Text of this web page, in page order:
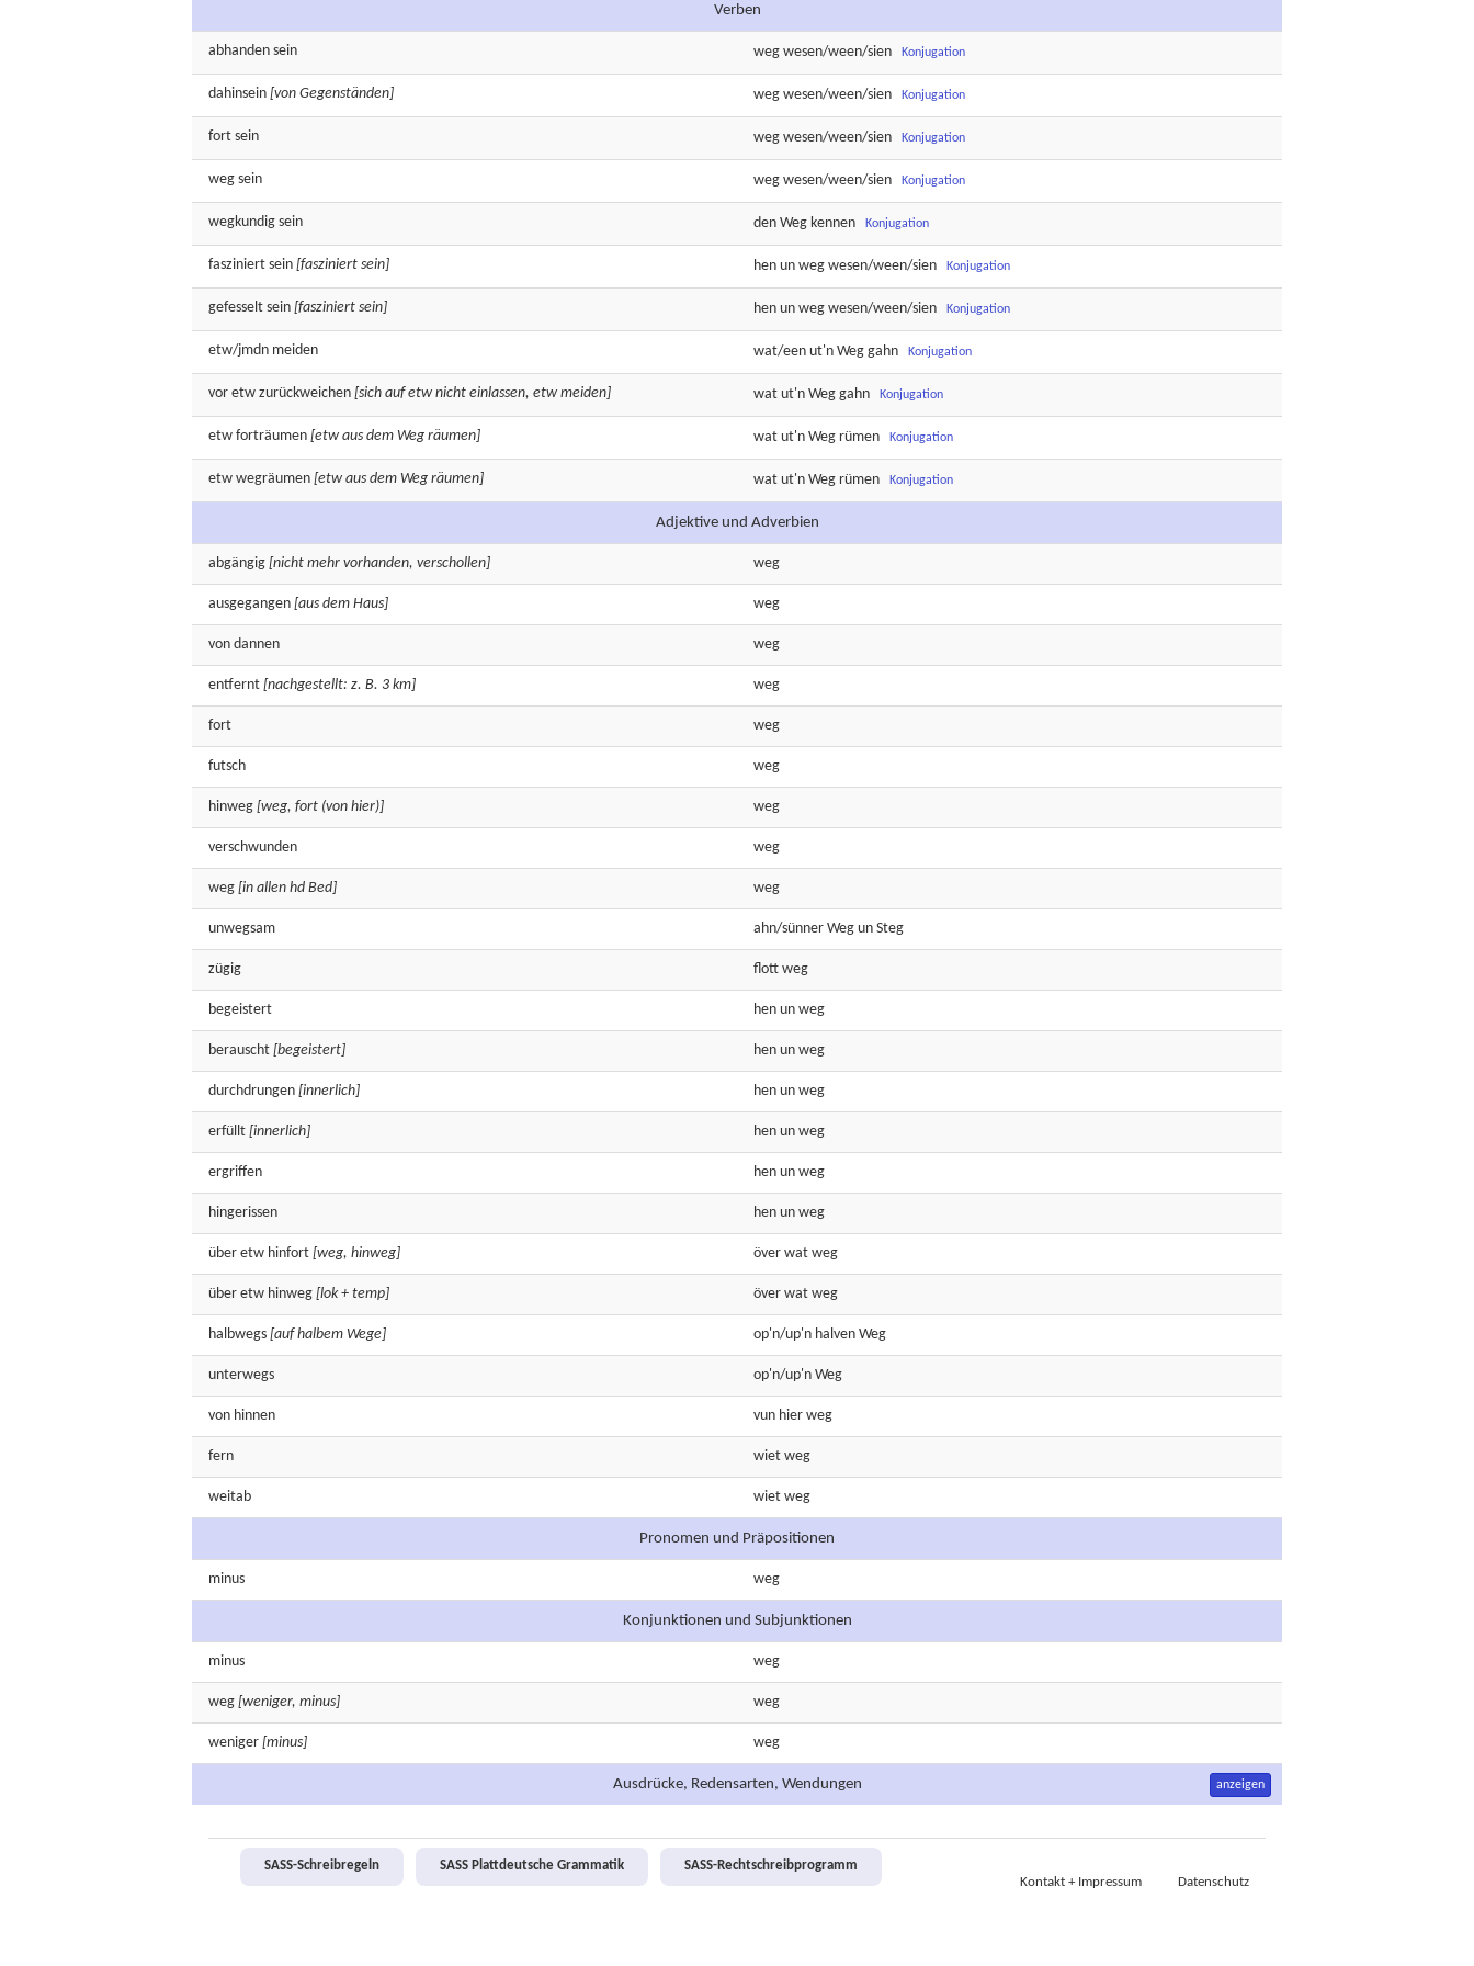
Verben
abhanden sein weg wesen/ween/sien Konjugation
dahinsein [von Gegenständen] weg wesen/ween/sien Konjugation
fort sein weg wesen/ween/sien Konjugation
weg sein weg wesen/ween/sien Konjugation
wegkundig sein den Weg kennen Konjugation
fasziniert sein [fasziniert sein] hen un weg wesen/ween/sien Konjugation
gefesselt sein [fasziniert sein] hen un weg wesen/ween/sien Konjugation
etw/jmdn meiden wat/een ut'n Weg gahn Konjugation
vor etw zurückweichen [sich auf etw nicht einlassen, etw meiden] wat ut'n Weg gahn Konjugation
etw forträumen [etw aus dem Weg räumen] wat ut'n Weg rümen Konjugation
etw wegräumen [etw aus dem Weg räumen] wat ut'n Weg rümen Konjugation
Adjektive und Adverbien
abgängig [nicht mehr vorhanden, verschollen] weg
ausgegangen [aus dem Haus] weg
von dannen weg
entfernt [nachgestellt: z. B. 3 km] weg
fort weg
futsch weg
hinweg [weg, fort (von hier)] weg
verschwunden weg
weg [in allen hd Bed] weg
unwegsam ahn/sünner Weg un Steg
zügig flott weg
begeistert hen un weg
berauscht [begeistert] hen un weg
durchdrungen [innerlich] hen un weg
erfüllt [innerlich] hen un weg
ergriffen hen un weg
hingerissen hen un weg
über etw hinfort [weg, hinweg] över wat weg
über etw hinweg [lok + temp] över wat weg
halbwegs [auf halbem Wege] op'n/up'n halven Weg
unterwegs op'n/up'n Weg
von hinnen vun hier weg
fern wiet weg
weitab wiet weg
Pronomen und Präpositionen
minus weg
Konjunktionen und Subjunktionen
minus weg
weg [weniger, minus] weg
weniger [minus] weg
Ausdrücke, Redensarten, Wendungen anzeigen
SASS-Schreibregeln SASS Plattdeutsche Grammatik
SASS-Rechtschreibprogramm
Kontakt + Impressum
Datenschutz